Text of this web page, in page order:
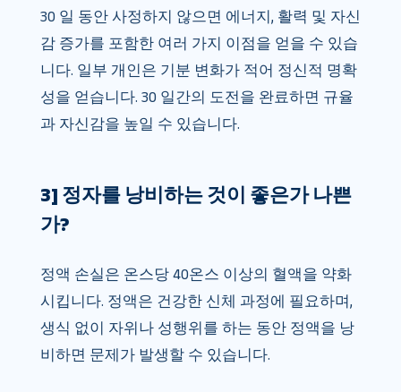
30 일 동안 사정하지 않으면 에너지, 활력 및 자신
감 증가를 포함한 여러 가지 이점을 얻을 수 있습
니다. 일부 개인은 기분 변화가 적어 정신적 명확
성을 얻습니다. 30 일간의 도전을 완료하면 규율
과 자신감을 높일 수 있습니다.
3] 정자를 낭비하는 것이 좋은가 나쁜
가?
정액 손실은 온스당 40온스 이상의 혈액을 약화
시킵니다. 정액은 건강한 신체 과정에 필요하며,
생식 없이 자위나 성행위를 하는 동안 정액을 낭
비하면 문제가 발생할 수 있습니다.